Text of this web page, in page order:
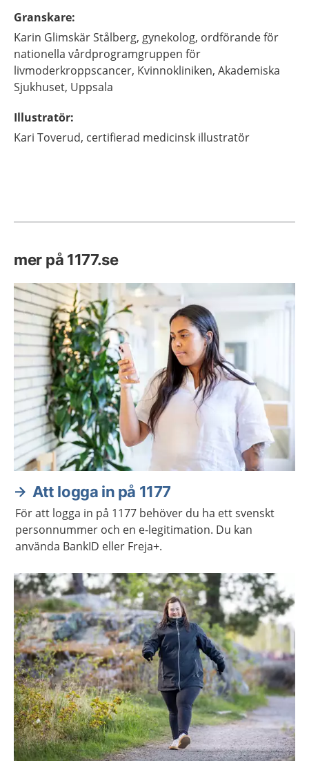
Granskare:
Karin Glimskär Stålberg, gynekolog, ordförande för
nationella vårdprogramgruppen för
livmoderkroppscancer, Kvinnokliniken, Akademiska
Sjukhuset, Uppsala
Illustratör:
Kari Toverud, certifierad medicinsk illustratör
mer på 1177.se
Att logga in på 1177
För att logga in på 1177 behöver du ha ett svenskt
personnummer och en e-legitimation. Du kan
använda BankID eller Freja+.